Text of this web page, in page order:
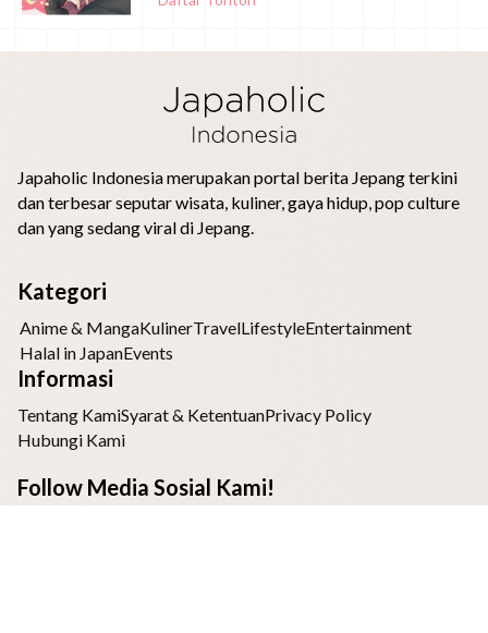
Japaholic Indonesia merupakan portal berita Jepang terkini
dan terbesar seputar wisata, kuliner, gaya hidup, pop culture
dan yang sedang viral di Jepang.
Kategori
Anime & MangaKulinerTravelLifestyleEntertainment
Halal in JapanEvents
Informasi
Tentang KamiSyarat & KetentuanPrivacy Policy
Hubungi Kami
Follow Media Sosial Kami!